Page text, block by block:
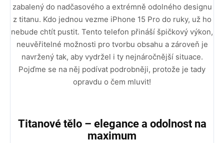
zabalený do nadčasového a extrémně odolného designu
z titanu. Kdo jednou vezme iPhone 15 Pro do ruky, už ho
nebude chtít pustit. Tento telefon přináší špičkový výkon,
neuvěřitelné možnosti pro tvorbu obsahu a zároveň je
navržený tak, aby vydržel i ty nejnáročnější situace.
Pojďme se na něj podívat podrobněji, protože je tady
opravdu o čem mluvit!
Titanové tělo – elegance a odolnost na
maximum